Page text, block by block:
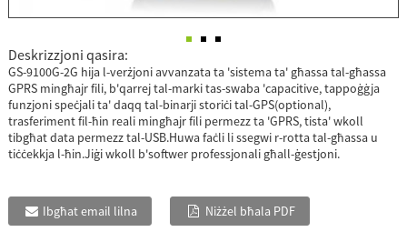
Deskrizzjoni qasira:
GS-9100G-2G hija l-verżjoni avvanzata ta 'sistema ta' għassa tal-għassa
GPRS mingħajr fili, b'qarrej tal-marki tas-swaba 'capacitive, tappoġġja
funzjoni speċjali ta' daqq tal-binarji storiċi tal-GPS(optional),
trasferiment fil-ħin reali mingħajr fili permezz ta 'GPRS, tista' wkoll
tibgħat data permezz tal-USB.Huwa faċli li ssegwi r-rotta tal-għassa u
tiċċekkja l-ħin.Jiġi wkoll b'softwer professjonali għall-ġestjoni.
Ibgħat email lilna Niżżel bħala PDF